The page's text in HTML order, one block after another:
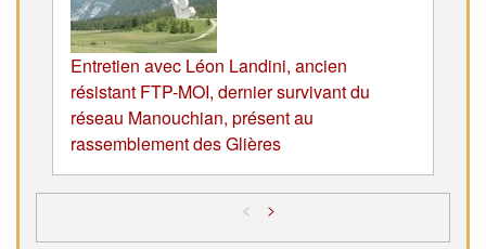
Entretien avec Léon Landini, ancien
résistant FTP-MOI, dernier survivant du
réseau Manouchian, présent au
rassemblement des Glières
< >